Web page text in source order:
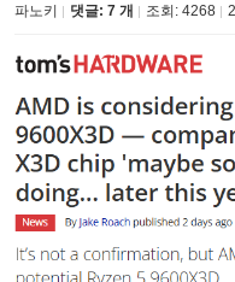
파노키 댓글: 7 개 조회: 4268